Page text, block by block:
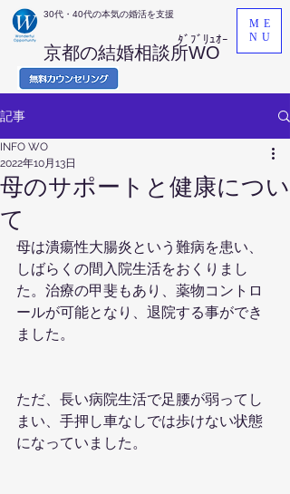
京都の結婚相談所WO
ﾀﾞﾌﾞﾘｭｵｰ
​30代・40代の本気の婚活を支援
ME
NU
記事
母のサポートと健康につい
て
INFO WO
2022年10月13日
母は潰瘍性大腸炎という難病を患い、
しばらくの間入院生活をおくりまし
た。治療の甲斐もあり、薬物コントロ
ールが可能となり、退院する事ができ
ました。
ただ、長い病院生活で足腰が弱ってし
まい、手押し車なしでは歩けない状態
になっていました。